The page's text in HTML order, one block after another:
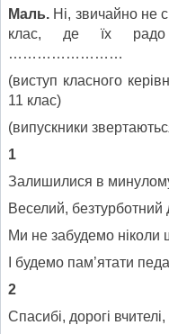
Маль. Ні, звичайно не
клас, де їх радо
……………………
(виступ класного
11 клас)
(випускники
1
Залишилися в
Веселий, безтурботний
Ми не забудемо ніколи
І будемо пам’ятати
2
Спасибі, дорогі вчителі,